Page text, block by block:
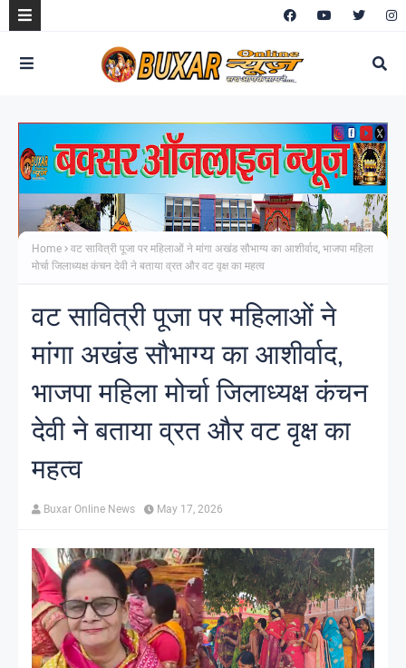
Home
वट सावित्री पूजा पर महिलाओं ने मांगा अखंड सौभाग्य का आशीर्वाद, भाजपा महिला
मोर्चा जिलाध्यक्ष कंचन देवी ने बताया व्रत और वट वृक्ष का महत्व
वट सावित्री पूजा पर महिलाओं ने
मांगा अखंड सौभाग्य का आशीर्वाद,
भाजपा महिला मोर्चा जिलाध्यक्ष कंचन
देवी ने बताया व्रत और वट वृक्ष का
महत्व
Buxar Online News May 17, 2026